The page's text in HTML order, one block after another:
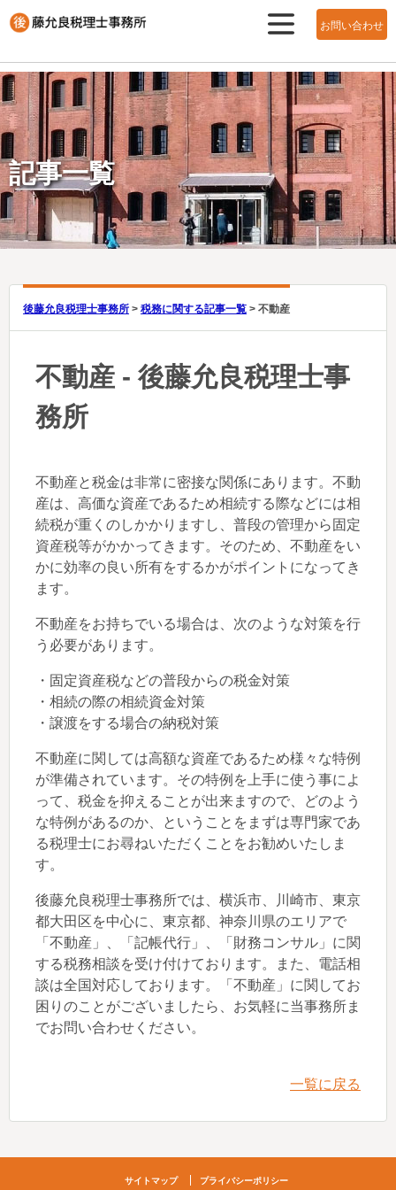
お問い合わせ
記事一覧
後藤允良税理士事務所 > 税務に関する記事一覧 > 不動産
不動産 - 後藤允良税理士事
務所
不動産と税金は非常に密接な関係にあります。不動
産は、高価な資産であるため相続する際などには相
続税が重くのしかかりますし、普段の管理から固定
資産税等がかかってきます。そのため、不動産をい
かに効率の良い所有をするかがポイントになってき
ます。
不動産をお持ちでいる場合は、次のような対策を行
う必要があります。
・固定資産税などの普段からの税金対策
・相続の際の相続資金対策
・譲渡をする場合の納税対策
不動産に関しては高額な資産であるため様々な特例
が準備されています。その特例を上手に使う事によ
って、税金を抑えることが出来ますので、どのよう
な特例があるのか、ということをまずは専門家であ
る税理士にお尋ねいただくことをお勧めいたしま
す。
後藤允良税理士事務所では、横浜市、川崎市、東京
都大田区を中心に、東京都、神奈川県のエリアで
「不動産」、「記帳代行」、「財務コンサル」に関
する税務相談を受け付けております。また、電話相
談は全国対応しております。「不動産」に関してお
困りのことがございましたら、お気軽に当事務所ま
でお問い合わせください。
一覧に戻る
サイトマップ プライバシーポリシー